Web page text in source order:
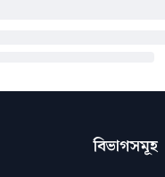
বিভাগসমূহ